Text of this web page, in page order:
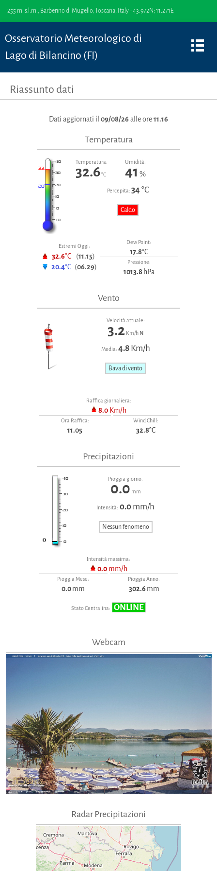
255 m. s.l.m., Barberino di Mugello, Toscana, Italy - 43.972N; 11.271E
Osservatorio Meteorologico di
Lago di Bilancino (FI)
Riassunto dati
Dati aggiornati il 09/08/26alle ore11.16
Temperatura
Temperatura:
32.6°C
Umidità:
41 %
Percepita: 34 °C
Caldo
Estremi Oggi:
32.6°C (11.15)
20.4°C (06.29)
Dew Point:
17.8°C
Pressione:
1013.8 hPa
Vento
Velocità attuale:
3.2 Km/h N
Media: 4.8 Km/h
Bava di vento
Raffica giornaliera:
8.0 Km/h
Ora Raffica:
11.05
Wind Chill:
32.8°C
Precipitazioni
Pioggia giorno:
0.0 mm
Intensità: 0.0 mm/h
Nessun fenomeno
Intensità massima:
0.0 mm/h
Pioggia Mese:
0.0mm
Pioggia Anno:
302.6 mm
Stato Centralina: ONLINE
Webcam
Radar Precipitazioni